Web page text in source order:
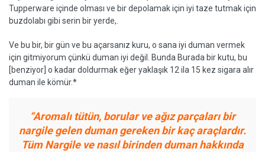
Tupperware içinde olması ve bir depolamak için iyi taze tutmak için
buzdolabı gibi serin bir yerde,.
Ve bu bir, bir gün ve bu açarsanız kuru, o sana iyi duman vermek
için gitmiyorum çünkü duman iyi değil. Bunda Burada bir kutu, bu
[benziyor] o kadar doldurmak eğer yaklaşık 12 ila 15 kez sigara alır
duman ile kömür.*
“Aromalı tütün, borular ve ağız parçaları bir
nargile gelen duman gereken bir kaç araçlardır.
Tüm Nargile ve nasıl birinden duman hakkında